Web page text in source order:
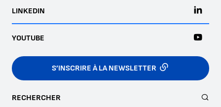
S’INSCRIRE À LA NEWSLETTER
LINKEDIN
YOUTUBE
RECHERCHER